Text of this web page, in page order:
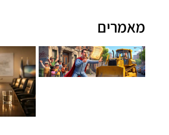
מאמרים